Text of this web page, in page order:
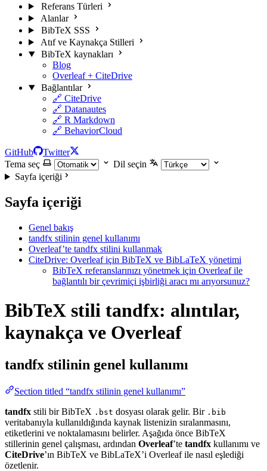
Referans Türleri
Alanlar
BibTeX SSS
Atıf ve Kaynakça Stilleri
BibTeX kaynakları
Blog
Overleaf + CiteDrive
Bağlantılar
🔗 CiteDrive
🔗 Datanautes
🔗 R Markdown
🔗 BehaviorCloud
GitHub
Twitter
Tema seç
Dil seçin
Sayfa içeriği
Sayfa içeriği
Genel bakış
tandfx stilinin genel kullanımı
Overleaf’te tandfx stilini kullanmak
CiteDrive: Overleaf için BibTeX ve BibLaTeX yönetimi
BibTeX referanslarınızı yönetmek için Overleaf ile
bağlantılı bir çevrimiçi işbirliği aracı mı arıyorsunuz?
BibTeX stili tandfx: alıntılar,
kaynakça ve Overleaf
tandfx stilinin genel kullanımı
Section titled “tandfx stilinin genel kullanımı”
tandfx stili bir BibTeX .bst dosyası olarak gelir. Bir .bib
veritabanıyla kullanıldığında kaynak listenizin sıralanmasını,
etiketlerini ve noktalamasını belirler. Aşağıda önce BibTeX
stillerinin genel çalışması, ardından Overleaf’te tandfx kullanımı ve
CiteDrive’ın BibTeX ve BibLaTeX’i Overleaf ile nasıl eşlediği
özetlenir.